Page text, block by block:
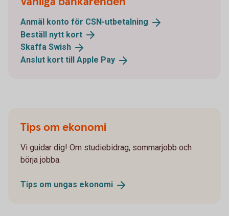
Anmäl konto för CSN-utbetalning
Beställ nytt kort
Skaffa Swish
Anslut kort till Apple Pay
Tips om ekonomi
Vi guidar dig! Om studiebidrag, sommarjobb och
börja jobba.
Tips om ungas ekonomi